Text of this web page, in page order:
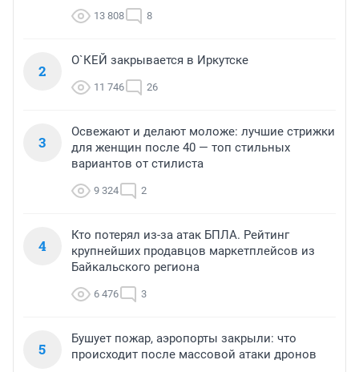
13 808 8
2
О`КЕЙ закрывается в Иркутске
11 746 26
3
Освежают и делают моложе: лучшие стрижки
для женщин после 40 — топ стильных
вариантов от стилиста
9 324 2
4
Кто потерял из-за атак БПЛА. Рейтинг
крупнейших продавцов маркетплейсов из
Байкальского региона
6 476 3
5
Бушует пожар, аэропорты закрыли: что
происходит после массовой атаки дронов